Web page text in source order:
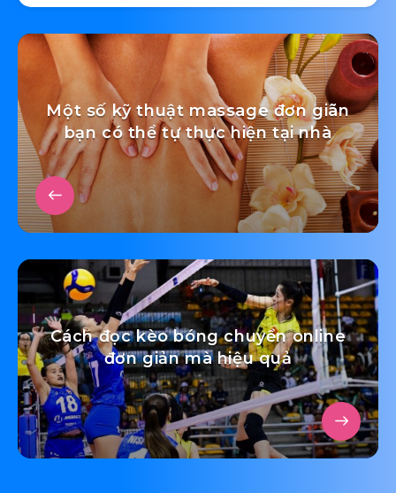
Một số kỹ thuật massage đơn giãn
bạn có thể tự thực hiện tại nhà
Cách đọc kèo bóng chuyền online
đơn giản mà hiệu quả